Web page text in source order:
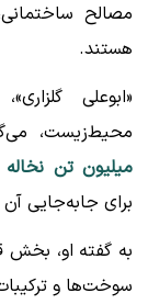
مصالح
هستند.
«ابوعلی
محیط‌زیست،
میلیون تن
برای جابه‌جایی
به گفته او، بخش
سوخت‌ها و